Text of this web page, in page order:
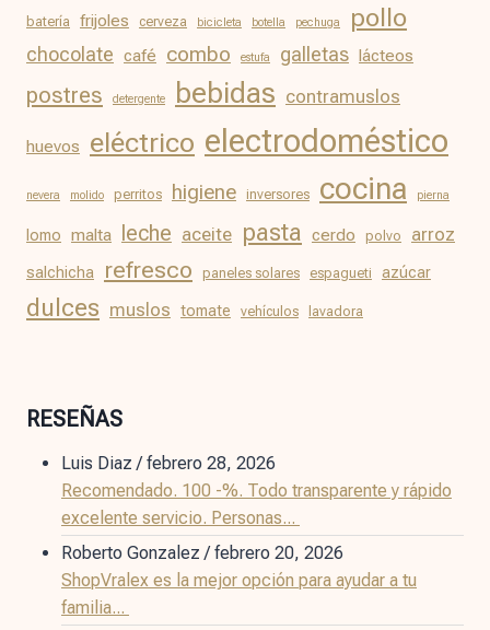
batería frijoles cerveza bicicleta botella pechuga pollo
chocolate café combo estufa galletas lácteos
postres detergente bebidas contramuslos
huevos eléctrico electrodoméstico
nevera molido perritos higiene inversores cocina pierna
lomo malta leche aceite pasta cerdo polvo arroz
salchicha refresco paneles solares espagueti azúcar
dulces muslos tomate vehículos lavadora
RESEÑAS
Luis Diaz /febrero 28, 2026
Recomendado. 100 -%. Todo transparente y rápido
excelente servicio. Personas...
Roberto Gonzalez /febrero 20, 2026
ShopVralex es la mejor opción para ayudar a tu
familia...